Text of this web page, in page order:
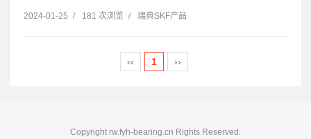
2024-01-25 / 181 次浏览 / 瑞典SKF产品
‹‹ 1 ››
Copyright rw.fyh-bearing.cn Rights Reserved.